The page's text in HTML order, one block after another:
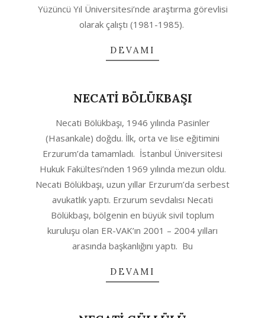
Yüzüncü Yıl Üniversitesi’nde araştırma görevlisi
olarak çalıştı (1981-1985).
DEVAMI
NECATİ BÖLÜKBAŞI
Necati Bölükbaşı, 1946 yılında Pasinler
(Hasankale) doğdu. İlk, orta ve lise eğitimini
Erzurum’da tamamladı. İstanbul Üniversitesi
Hukuk Fakültesi’nden 1969 yılında mezun oldu.
Necati Bölükbaşı, uzun yıllar Erzurum’da serbest
avukatlık yaptı. Erzurum sevdalısı Necati
Bölükbaşı, bölgenin en büyük sivil toplum
kuruluşu olan ER-VAK’ın 2001 – 2004 yılları
arasında başkanlığını yaptı. Bu
DEVAMI